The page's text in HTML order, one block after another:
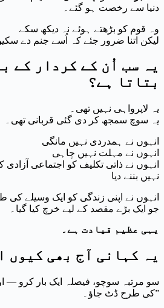
دنیا سے رخصت ہو گئے۔
وہ قوم کو بڑھتے ہوئے نہ دیکھ سکے
لیکن اتنا ضرور جئے کہ اُسے جنم دے
یہ سب اُن کے کردار کے
بتاتا ہے؟
یہ لاپرواہی نہیں تھی۔
یہ سوچ سمجھ کر دی گئی قربانی تھی۔
انہوں نے ہمدردی نہیں مانگی
انہوں نے مہلت نہیں چاہی
انہوں نے ذاتی تکلیف کو اجتماعی
نہیں بننے دیا
انہوں نے اپنی زندگی کو ایک وسیلے کی
جو ایک بڑے مقصد کے لیے خرچ کیا گیا۔
یہی عظیم قیادت ہے۔
یہ کہانی آج بھی کیوں
کی طرح ڈٹ جاؤ۔”